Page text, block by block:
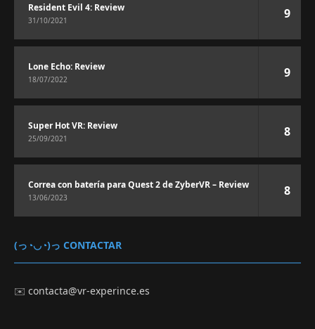
Resident Evil 4: Review
31/10/2021 9
Lone Echo: Review
18/07/2022 9
Super Hot VR: Review
25/09/2021 8
Correa con batería para Quest 2 de ZyberVR – Review
13/06/2023 8
(っ◔◡◔)っ CONTACTAR
✉️contacta@vr-experince.es